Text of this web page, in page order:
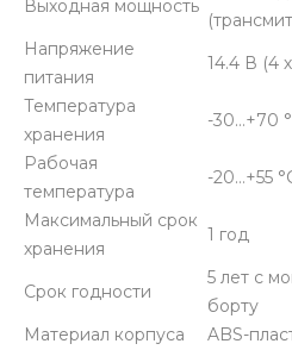
Выходная мощность
Напряжение
питания
14.4 В (4
Температура
хранения
-30…+70
Рабочая
температура
-20…+55
Максимальный срок
хранения
1 год
Срок годности
5 лет с
борту
Материал корпуса
ABS-